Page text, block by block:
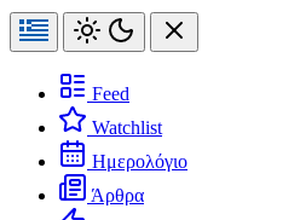
Feed
Watchlist
Ημερολόγιο
Άρθρα